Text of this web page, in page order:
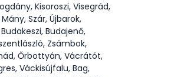
Kisoroszi, Visegrád,
Szár, Újbarok,
Budajenő,
Zsámbok,
Őrbottyán, Vácrátót,
Váckisújfalu, Bag,